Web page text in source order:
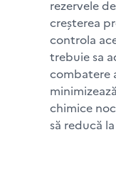
rezervele
creșterea
controla
trebuie sa
combatere
chimice
să reducă